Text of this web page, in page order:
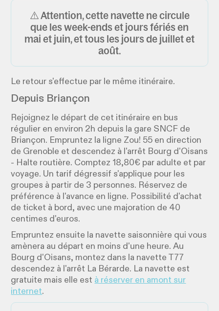
⚠️ Attention, cette navette ne circule
que les week-ends et jours fériés en
mai et juin, et tous les jours de juillet et
août.
Le retour s'effectue par le même itinéraire.
Depuis Briançon
Rejoignez le départ de cet itinéraire en bus
régulier en environ 2h depuis la gare SNCF de
Briançon. Empruntez la ligne Zou! 55 en direction
de Grenoble et descendez à l'arrêt Bourg d'Oisans
- Halte routière. Comptez 18,80€ par adulte et par
voyage. Un tarif dégressif s'applique pour les
groupes à partir de 3 personnes. Réservez de
préférence à l'avance en ligne. Possibilité d'achat
de ticket à bord, avec une majoration de 40
centimes d'euros.
Empruntez ensuite la navette saisonnière qui vous
amènera au départ en moins d'une heure. Au
Bourg d'Oisans, montez dans la navette T77
descendez à l'arrêt La Bérarde. La navette est
gratuite mais elle est à réserver en amont sur
internet.